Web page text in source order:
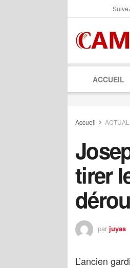
ACCUEIL
Accueil
tirer
par juyas
L’ancien